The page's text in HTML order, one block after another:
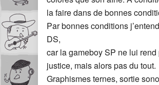
la faire dans de bonnes
Par bonnes conditions
DS,
car la gameboy SP ne lui rend
justice, mais alors pas du tout.
Graphismes ternes, sortie